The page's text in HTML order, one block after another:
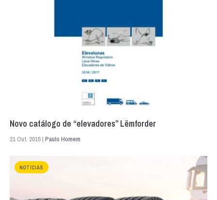
Novo catálogo de “elevadores” Lëmforder
21 Out. 2015 | Paulo Homem
NOTÍCIAS